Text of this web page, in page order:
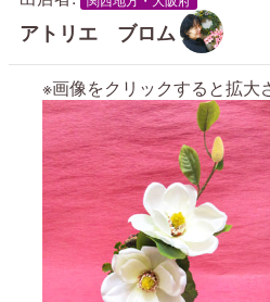
アトリエ ブロム
※画像をクリックすると拡大